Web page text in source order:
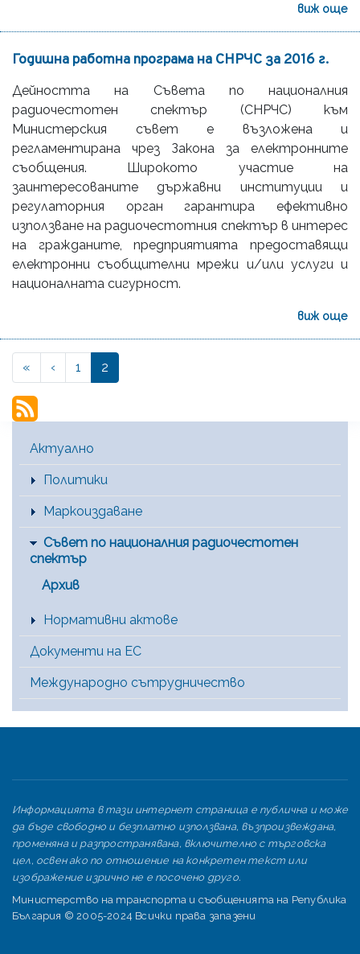
виж още
Годишна работна програма на СНРЧС за 2016 г.
Дейността на Съвета по националния
радиочестотен спектър (СНРЧС) към
Министерския съвет е възложена и
регламентирана чрез Закона за електронните
съобщения. Широкото участие на
заинтересованите държавни институции и
регулаторния орган гарантира ефективно
използване на радиочестотния спектър в интерес
на гражданите, предприятията предоставящи
електронни съобщителни мрежи и/или услуги и
националната сигурност.
виж още
Pagination
« « First
‹ Page
1
Current
page
2
Main Menu [BG]
Актуално
Политики
Маркоиздаване
Съвет по националния радиочестотен
спектър
Архив
Нормативни актове
Документи на ЕС
Международно сътрудничество
Информацията в тази интернет страница е публична и може
да бъде свободно и безплатно използвана, възпроизвеждана,
променяна и разпространявана, включително с търговска
цел, освен ако по отношение на конкретен текст или
изображение изрично не е посочено друго.
Министерство на транспорта и съобщенията на Република
България © 2005-2024 Всички права запазени